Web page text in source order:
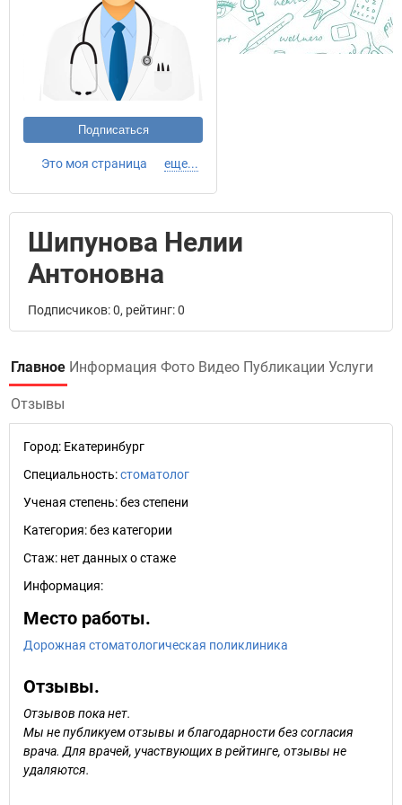
Подписаться
Это моя страница еще...
Шипунова Нелии
Антоновна
Подписчиков: 0, рейтинг: 0
Главное Информация Фото Видео Публикации Услуги
Отзывы
Город: Екатеринбург
Специальность:стоматолог
Ученая степень:без степени
Категория:без категории
Стаж: нет данных о стаже
Информация:
Место работы.
Дорожная стоматологическая поликлиника
Отзывы.
Отзывов пока нет.
Мы не публикуем отзывы и благодарности без согласия
врача. Для врачей, участвующих в рейтинге, отзывы не
удаляются.